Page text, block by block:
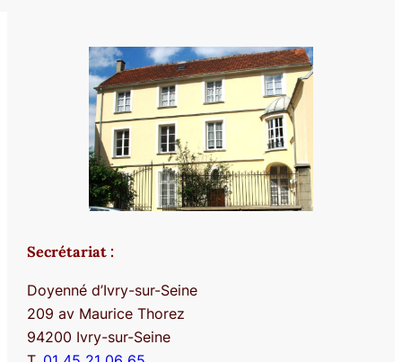
Secrétariat :
Doyenné d’Ivry-sur-Seine
209 av Maurice Thorez
94200 Ivry-sur-Seine